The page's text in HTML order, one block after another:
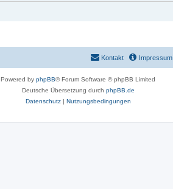
Impressum
Kontakt
Powered by phpBB® Forum Software © phpBB Limited
Deutsche Übersetzung durch phpBB.de
Datenschutz| Nutzungsbedingungen